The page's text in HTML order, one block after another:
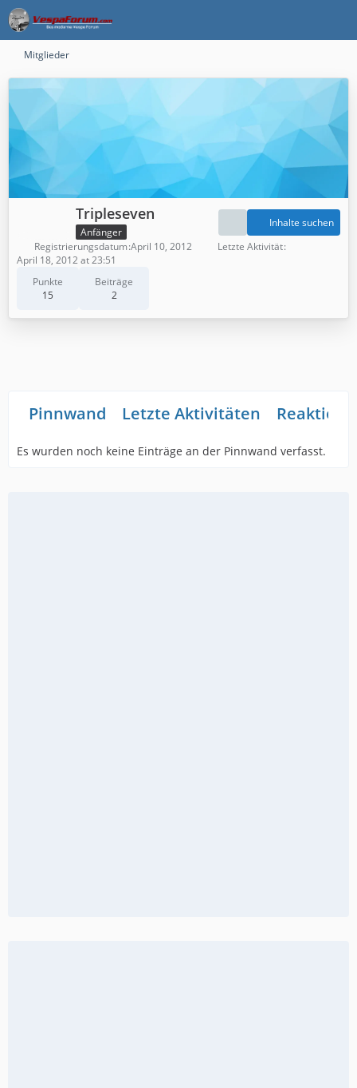
Mitglieder
Tripleseven
Anfänger
Punkte
15
Beiträge
2
Inhalte suchen
Registrierungsdatum April 10, 2012
Letzte Aktivität
April 18, 2012 at 23:51
Pinnwand Letzte Aktivitäten
Es wurden noch keine Einträge an der Pinnwand verfasst.